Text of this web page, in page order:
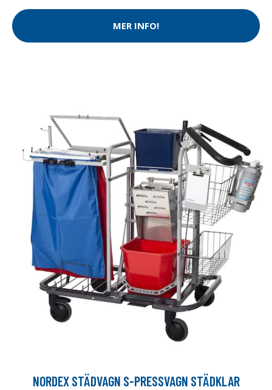
MER INFO!
NORDEX STÄDVAGN S-PRESSVAGN STÄDKLAR